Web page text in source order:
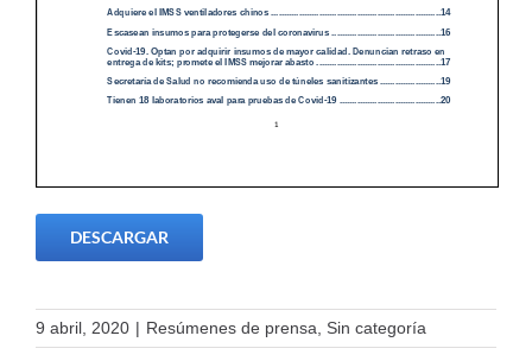
DESCARGAR
9 abril, 2020 | Resúmenes de prensa, Sin categoría